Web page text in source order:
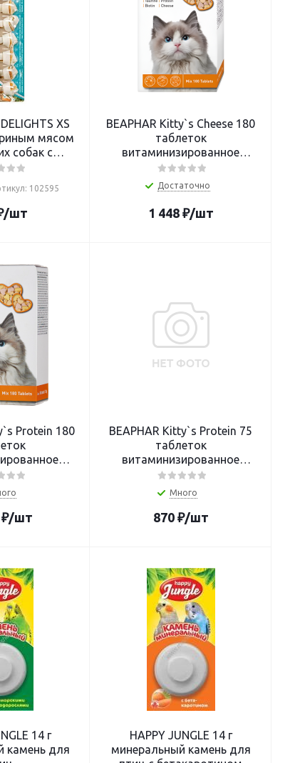
XS
мясом
собак с
7,5 см 7 шт
102595
/шт
BEAPHAR Kitty`s Cheese 180
таблеток
витаминизированное
лакомство для кошек с
сыром
Достаточно
1 448₽/шт
Protein 180
кошек с
₽/шт
BEAPHAR Kitty`s Protein 75
таблеток
витаминизированное
лакомство для кошек с
протеином
Много
870₽/шт
14 г
камень для
HAPPY JUNGLE 14 г
минеральный камень для